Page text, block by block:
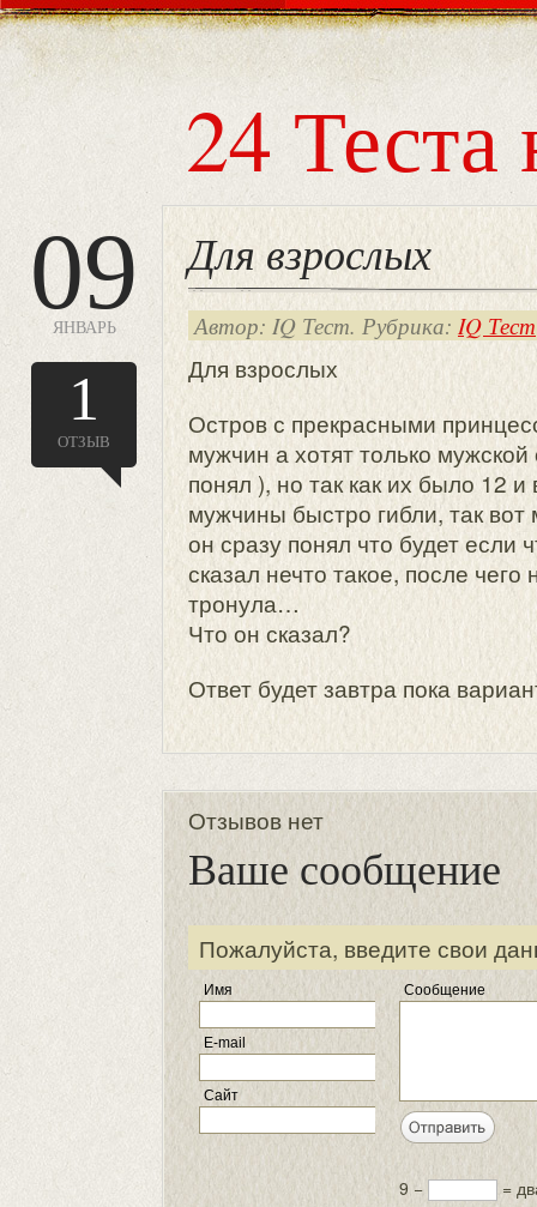
24 Теста
09
ЯНВАРЬ
1
ОТЗЫВ
Для взрослых
Автор: IQ Тест. Рубрика: IQ Тест
Для взрослых
Остров с прекрасными
мужчин а хотят только
понял ), но так как их было 12
мужчины быстро гибли, так вот
он сразу понял что будет если
сказал нечто такое, после
тронула…
Что он сказал?
Ответ будет завтра пока
Отзывов нет
Ваше сообщение
Пожалуйста, введите свои
Имя
E-mail
Сайт
Сообщение
9 − =